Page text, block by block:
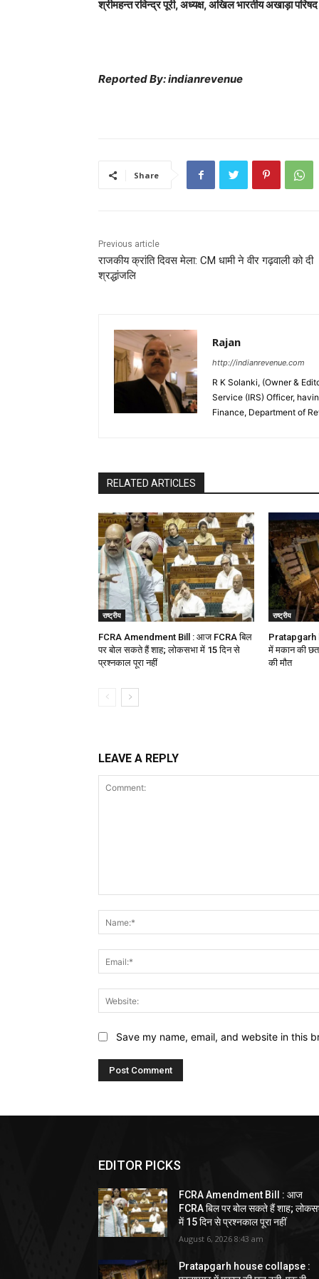
श्रीमहन्त रविन्द्र पूरी, अध्यक्ष, अखिल भारतीय अखाड़ा
Reported By: indianrevenue
Share
Previous article
राजकीय क्रांति दिवस मेला: CM धामी ने वीर गढ़वाली को दी
श्रद्धांजलि
Rajan
http://indianrevenue.com
R K Solanki, (Owner &
Service (IRS) Officer,
Finance, Department of
RELATED ARTICLES
राष्ट्रीय
FCRA Amendment Bill : आज FCRA बिल
पर बोल सकते हैं शाह; लोकसभा में 15 दिन से
प्रश्नकाल पूरा नहीं
राष्ट्रीय
Pratapgarh
में मकान की छत
की मौत
LEAVE A REPLY
Save my name, email, and website in this
EDITOR PICKS
FCRA Amendment Bill : आज
FCRA बिल पर बोल सकते हैं शाह;
में 15 दिन से प्रश्नकाल पूरा नहीं
August 6, 2026 8:43 am
Pratapgarh house collapse :